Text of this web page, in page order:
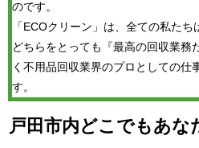
のです。
「ECOクリーン」は、全ての私た
どちらをとっても『最高の回収業務
く不用品回収業界のプロとしての仕
す。
戸田市内どこでもあな